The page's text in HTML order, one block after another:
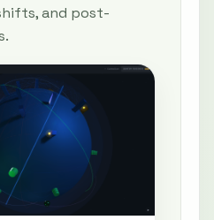
and post-